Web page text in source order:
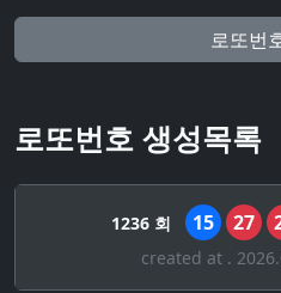
로또번
로또번호 생성목록
1236 회 15 27
created at .